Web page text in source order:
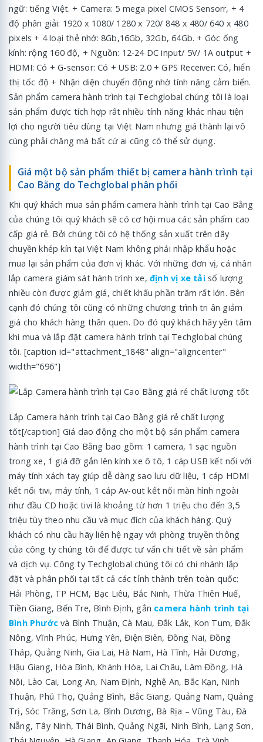
ngữ: tiếng Việt. + Camera: 5 mega pixel CMOS Sensorr, + 4
độ phân giải: 1920 x 1080/ 1280 x 720/ 848 x 480/ 640 x 480
pixels + 4 loại thẻ nhớ: 8Gb,16Gb, 32Gb, 64Gb. + Góc ống
kính: rộng 160 độ, + Nguồn: 12-24 DC input/ 5V/ 1A output +
HDMI: Có + G-sensor: Có + USB: 2.0 + GPS Receiver: Có, hiển
thị tốc độ + Nhận diện chuyển động nhờ tính năng cảm biến.
Sản phẩm camera hành trình tại Techglobal chúng tôi là loại
sản phẩm được tích hợp rất nhiều tính năng khác nhau tiện
lợi cho người tiêu dùng tại Việt Nam nhưng giá thành lại vô
cùng phải chăng mà bất cứ ai cũng có thể sử dụng.
Giá một bộ sản phẩm thiết bị camera hành trình tại
Cao Bằng do Techglobal phân phối
Khi quý khách mua sản phẩm camera hành trình tại Cao Bằng
của chúng tôi quý khách sẽ có cơ hội mua các sản phẩm cao
cấp giá rẻ. Bởi chúng tôi có hệ thống sản xuất trên dây
chuyền khép kín tại Việt Nam không phải nhập khẩu hoặc
mua lại sản phẩm của đơn vị khác. Với những đơn vị, cá nhân
lắp camera giám sát hành trình xe, định vị xe tảisố lượng
nhiều còn được giảm giá, chiết khấu phần trăm rất lớn. Bên
cạnh đó chúng tôi cũng có những chương trình tri ân giảm
giá cho khách hàng thân quen. Do đó quý khách hãy yên tâm
khi mua và lắp đặt camera hành trình tại Techglobal chúng
tôi. [caption id="attachment_1848" align="aligncenter"
width="696"]
Lắp Camera hành trình tại Cao Bằng giá rẻ chất lượng
tốt[/caption] Giá dao động cho một bộ sản phẩm camera
hành trình tại Cao Bằng bao gồm: 1 camera, 1 sạc nguồn
trong xe, 1 giá đỡ gắn lên kính xe ô tô, 1 cáp USB kết nối với
máy tính xách tay giúp dễ dàng sao lưu dữ liệu, 1 cáp HDMI
kết nối tivi, máy tính, 1 cáp Av-out kết nối màn hình ngoài
như đầu CD hoặc tivi là khoảng từ hơn 1 triệu cho đến 3,5
triệu tùy theo nhu cầu và mục đích của khách hàng. Quý
khách có nhu cầu hãy liên hệ ngay với phòng truyền thông
của công ty chúng tôi để được tư vấn chi tiết về sản phẩm
và dịch vụ. Công ty Techglobal chúng tôi có chi nhánh lắp
đặt và phân phối tại tất cả các tỉnh thành trên toàn quốc:
Hải Phòng, TP HCM, Bạc Liêu, Bắc Ninh, Thừa Thiên Huế,
Tiền Giang, Bến Tre, Bình Định, gắn camera hành trình tại
Bình Phước và Bình Thuận, Cà Mau, Đắk Lắk, Kon Tum, Đắk
Nông, Vĩnh Phúc, Hưng Yên, Điện Biên, Đồng Nai, Đồng
Tháp, Quảng Ninh, Gia Lai, Hà Nam, Hà Tĩnh, Hải Dương,
Hậu Giang, Hòa Bình, Khánh Hòa, Lai Châu, Lâm Đồng, Hà
Nội, Lào Cai, Long An, Nam Định, Nghệ An, Bắc Kạn, Ninh
Thuận, Phú Thọ, Quảng Bình, Bắc Giang, Quảng Nam, Quảng
Trị, Sóc Trăng, Sơn La, Bình Dương, Bà Rịa – Vũng Tàu, Đà
Nẵng, Tây Ninh, Thái Bình, Quảng Ngãi, Ninh Bình, Lạng Sơn,